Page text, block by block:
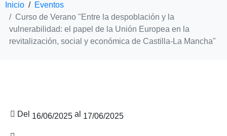
Inicio
Eventos
Curso de Verano "Entre la despoblación y la
vulnerabilidad: el papel de la Unión Europea en la
revitalización, social y económica de Castilla-La Mancha"
Del 16/06/2025 al 17/06/2025